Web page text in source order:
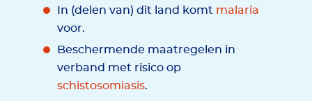
In (delen van) dit land komt malaria
voor.
Beschermende maatregelen in
verband met risico op
schistosomiasis.